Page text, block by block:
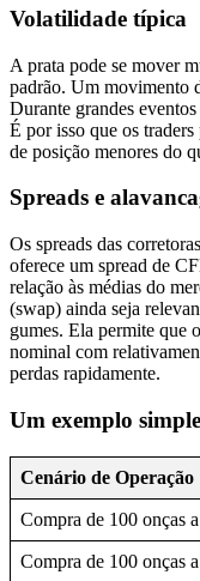
Volatilidade típica
A prata pode se mover
padrão. Um movimento
Durante grandes
É por isso que os
de posição menores do
Spreads e
Os spreads das
oferece um spread de
relação às médias do
(swap) ainda seja
gumes. Ela permite que
nominal com
perdas rapidamente.
Um exemplo
Cenário de Operação
Compra de 100 onças
Compra de 100 onças